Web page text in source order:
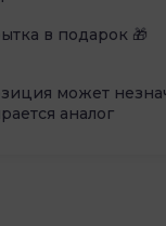
в подарок 🎁
может
аналог